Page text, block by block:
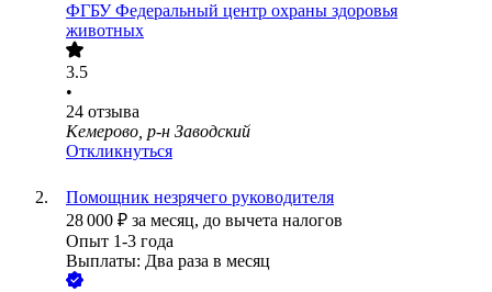
ФГБУ Федеральный центр охраны здоровья
животных
3.5
•
24 отзыва
Кемерово, р-н Заводский
Откликнуться
Помощник незрячего руководителя
28 000 ₽ за месяц, до вычета налогов
Опыт 1-3 года
Выплаты: Два раза в месяц